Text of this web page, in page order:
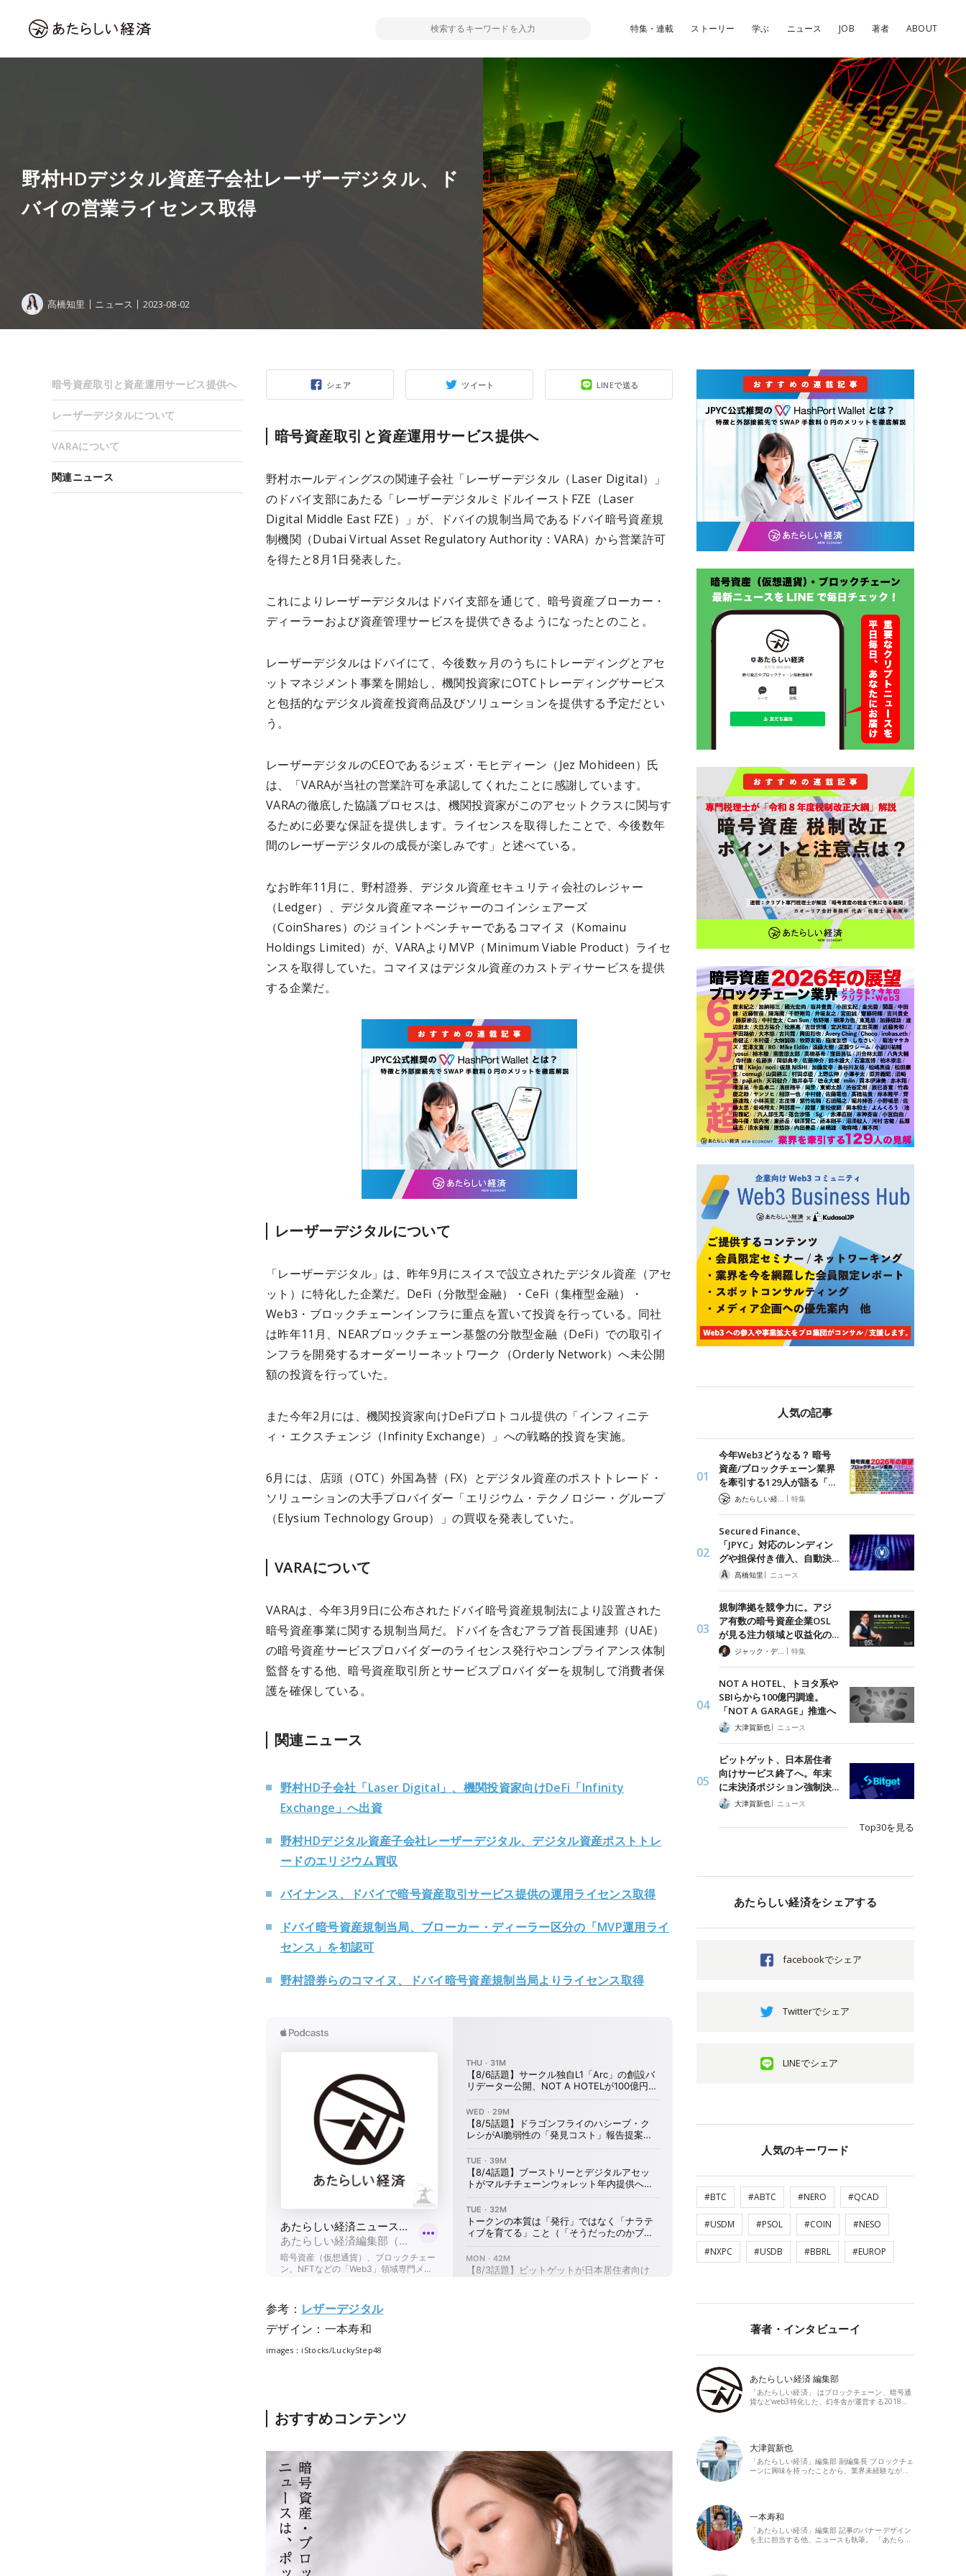
特集・連載 ストーリー 学ぶ ニュース JOB 著者 ABOUT
野村HDデジタル資産子会社レーザーデジタル、ド
バイの営業ライセンス取得
髙橋知里 ニュース 2023-08-02
シェア ツイート LINEで送る
暗号資産取引と資産運用サービス提供へ
野村ホールディングスの関連子会社「レーザーデジタル（Laser Digital）」
のドバイ支部にあたる「レーザーデジタルミドルイーストFZE（Laser
Digital Middle East FZE）」が、ドバイの規制当局であるドバイ暗号資産規
制機関（Dubai Virtual Asset Regulatory Authority：VARA）から営業許可
を得たと8月1日発表した。
これによりレーザーデジタルはドバイ支部を通じて、暗号資産ブローカー・
ディーラーおよび資産管理サービスを提供できるようになったとのこと。
レーザーデジタルはドバイにて、今後数ヶ月のうちにトレーディングとアセ
ットマネジメント事業を開始し、機関投資家にOTCトレーディングサービス
と包括的なデジタル資産投資商品及びソリューションを提供する予定だとい
う。
レーザーデジタルのCEOであるジェズ・モヒディーン（Jez Mohideen）氏
は、「VARAが当社の営業許可を承認してくれたことに感謝しています。
VARAの徹底した協議プロセスは、機関投資家がこのアセットクラスに関与す
るために必要な保証を提供します。ライセンスを取得したことで、今後数年
間のレーザーデジタルの成長が楽しみです」と述べている。
なお昨年11月に、野村證券、デジタル資産セキュリティ会社のレジャー
（Ledger）、デジタル資産マネージャーのコインシェアーズ
（CoinShares）のジョイントベンチャーであるコマイヌ（Komainu
Holdings Limited）が、VARAよりMVP（Minimum Viable Product）ライセ
ンスを取得していた。コマイヌはデジタル資産のカストディサービスを提供
する企業だ。
レーザーデジタルについて
「レーザーデジタル」は、昨年9月にスイスで設立されたデジタル資産（アセ
ット）に特化した企業だ。DeFi（分散型金融）・CeFi（集権型金融）・
Web3・ブロックチェーンインフラに重点を置いて投資を行っている。同社
は昨年11月、NEARブロックチェーン基盤の分散型金融（DeFi）での取引イ
ンフラを開発するオーダーリーネットワーク（Orderly Network）へ未公開
額の投資を行っていた。
また今年2月には、機関投資家向けDeFiプロトコル提供の「インフィニテ
ィ・エクスチェンジ（Infinity Exchange）」への戦略的投資を実施。
6月には、店頭（OTC）外国為替（FX）とデジタル資産のポストトレード・
ソリューションの大手プロバイダー「エリジウム・テクノロジー・グループ
（Elysium Technology Group）」の買収を発表していた。
VARAについて
VARAは、今年3月9日に公布されたドバイ暗号資産規制法により設置された
暗号資産事業に関する規制当局だ。ドバイを含むアラブ首長国連邦（UAE）
の暗号資産サービスプロバイダーのライセンス発行やコンプライアンス体制
監督をする他、暗号資産取引所とサービスプロバイダーを規制して消費者保
護を確保している。
関連ニュース
野村HD子会社「Laser Digital」、機関投資家向けDeFi「Infinity
Exchange」へ出資
野村HDデジタル資産子会社レーザーデジタル、デジタル資産ポストトレ
ードのエリジウム買収
バイナンス、ドバイで暗号資産取引サービス提供の運用ライセンス取得
ドバイ暗号資産規制当局、ブローカー・ディーラー区分の「MVP運用ライ
センス」を初認可
野村證券らのコマイヌ、ドバイ暗号資産規制当局よりライセンス取得
参考： レザーデジタル
デザイン：一本寿和
images：iStocks/LuckyStep48
おすすめコンテンツ
暗号資産取引と資産運用サービス提供へ
レーザーデジタルについて
VARAについて
関連ニュース
人気の記事
今年Web3どうなる？ 暗号
資産/ブロックチェーン業界
を牽引する129人が語る「…
| 特集
Secured Finance、
「JPYC」対応のレンディン
グや担保付き借入、自動決…
髙橋知里 | ニュース
規制準拠を競争力に。アジ
ア有数の暗号資産企業OSL
が見る注力領域と収益化の…
ジャック・デロン（Jack Derong） | 特集
NOT A HOTEL、トヨタ系や
SBIらから100億円調達。
「NOT A GARAGE」推進へ
大津賀新也| ニュース
ビットゲット、日本居住者
向けサービス終了へ。年末
に未決済ポジション強制決…
大津賀新也| ニュース
Top30を見る
あたらしい経済をシェアする
facebookでシェア
Twitterでシェア
LINEでシェア
人気のキーワード
#BTC #ABTC #NERO #QCAD
#USDM #PSOL #COIN #NESO
#NXPC #USDB #BBRL #EUROP
著者・インタビューイ
あたらしい経済 編集部
「あたらしい経済」 はブロックチェーン、暗号通
貨などweb3特化した、幻冬舎が運営する2018…
大津賀新也
「あたらしい経済」編集部 副編集長 ブロックチェ
ーンに興味を持ったことから、業界未経験なが…
一本寿和
「あたらしい経済」編集部 記事のバナーデザイン
を主に担当する他、ニュースも執筆。 「あたら…